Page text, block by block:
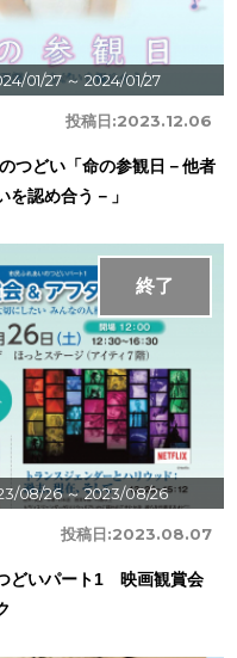
01/27 ～ 2024/01/27
投稿日:2023.12.06
つどい「命の参観日－他者
を認め合う－」
08/26～ 2023/08/26
終了
投稿日:2023.08.07
どいパート1 映画観賞会